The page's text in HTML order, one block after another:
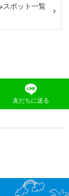
スポット一覧
友だちに送る